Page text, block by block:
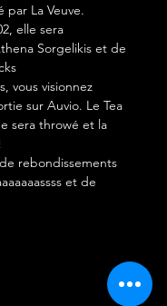
par La Veuve.
elle sera
Sorgelikis et de
vous visionnez
sur Auvio. Le Tea
sera throwé et la
rebondissements
et de